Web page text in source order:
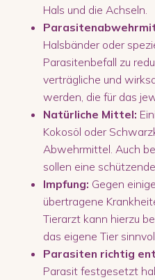
Hals und die Achseln.
Halsbänder oder
Parasitenbefall zu
verträgliche und
werden, die für das
Natürliche Mittel:
Kokosöl oder
Abwehrmittel. Auch
sollen eine
Impfung: Gegen
übertragene
Tierarzt kann hierzu
das eigene Tier
Parasiten richtig
Parasit festgesetzt